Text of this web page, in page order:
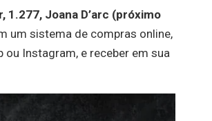
1.277, Joana D’arc (próximo
um sistema de compras online,
Instagram, e receber em sua